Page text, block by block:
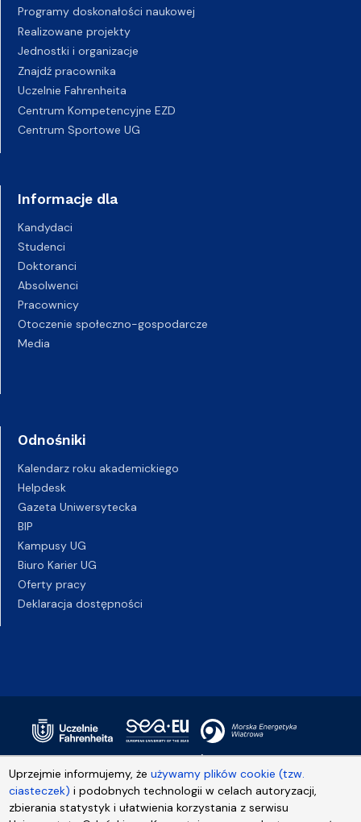
Uprzejmie informujemy, żeużywamy plików cookie (tzw.
ciasteczek) i podobnych technologii w celach autoryzacji,
zbierania statystyk i ułatwienia korzystania z serwisu
Programy doskonałości naukowej
Realizowane projekty
Jednostki i organizacje
Znajdź pracownika
Uczelnie Fahrenheita
Centrum Kompetencyjne EZD
Centrum Sportowe UG
Informacje dla
Kandydaci
Studenci
Doktoranci
Absolwenci
Pracownicy
Otoczenie społeczno-gospodarcze
Media
Odnośniki
Kalendarz roku akademickiego
Helpdesk
Gazeta Uniwersytecka
BIP
Kampusy UG
Biuro Karier UG
Oferty pracy
Deklaracja dostępności